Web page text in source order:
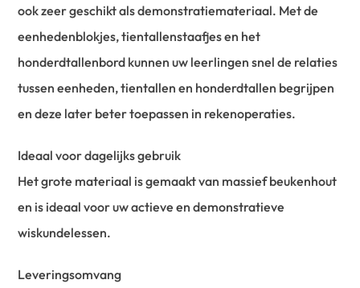
ook zeer geschikt als demonstratiemateriaal. Met de
eenhedenblokjes, tientallenstaafjes en het
honderdtallenbord kunnen uw leerlingen snel de relaties
tussen eenheden, tientallen en honderdtallen begrijpen
en deze later beter toepassen in rekenoperaties.
Ideaal voor dagelijks gebruik
Het grote materiaal is gemaakt van massief beukenhout
en is ideaal voor uw actieve en demonstratieve
wiskundelessen.
Leveringsomvang